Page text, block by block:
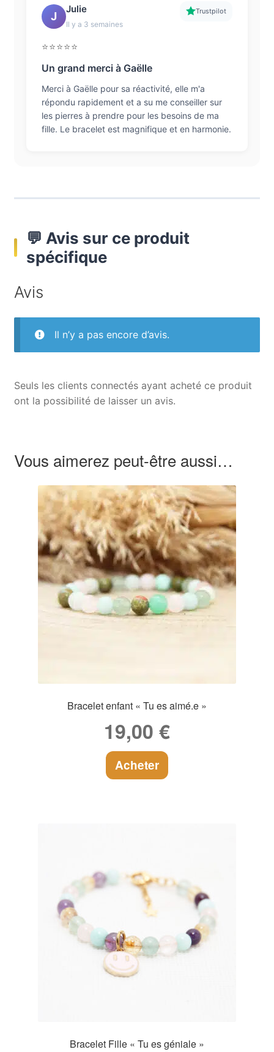
J
Julie
Il y a 3 semaines
Trustpilot
⭐⭐⭐⭐⭐
Un grand merci à Gaëlle
Merci à Gaëlle pour sa réactivité, elle m'a
répondu rapidement et a su me conseiller sur
les pierres à prendre pour les besoins de ma
fille. Le bracelet est magnifique et en harmonie.
💬 Avis sur ce produit
spécifique
Avis
Il n’y a pas encore d’avis.
Seuls les clients connectés ayant acheté ce produit
ont la possibilité de laisser un avis.
Vous aimerez peut-être aussi…
Bracelet enfant « Tu es aimé.e »
19,00 €
Acheter
Bracelet Fille « Tu es géniale »